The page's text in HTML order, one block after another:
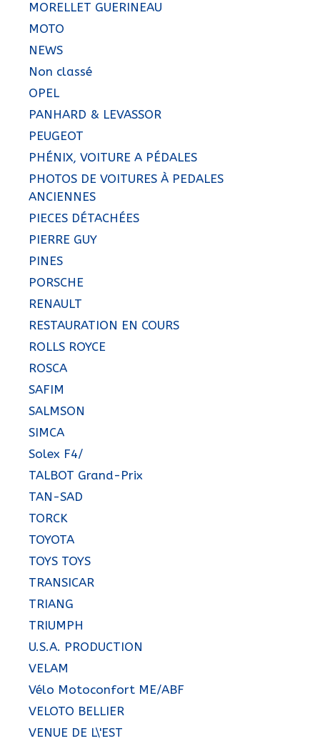
MORELLET GUERINEAU
MOTO
NEWS
Non classé
OPEL
PANHARD & LEVASSOR
PEUGEOT
PHÉNIX, VOITURE A PÉDALES
PHOTOS DE VOITURES À PEDALES
ANCIENNES
PIECES DÉTACHÉES
PIERRE GUY
PINES
PORSCHE
RENAULT
RESTAURATION EN COURS
ROLLS ROYCE
ROSCA
SAFIM
SALMSON
SIMCA
Solex F4/
TALBOT Grand-Prix
TAN-SAD
TORCK
TOYOTA
TOYS TOYS
TRANSICAR
TRIANG
TRIUMPH
U.S.A. PRODUCTION
VELAM
Vélo Motoconfort ME/ABF
VELOTO BELLIER
VENUE DE L\'EST